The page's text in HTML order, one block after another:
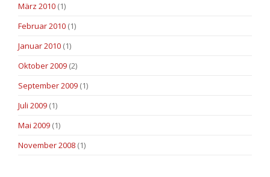
März 2010 (1)
Februar 2010 (1)
Januar 2010 (1)
Oktober 2009 (2)
September 2009 (1)
Juli 2009 (1)
Mai 2009 (1)
November 2008 (1)